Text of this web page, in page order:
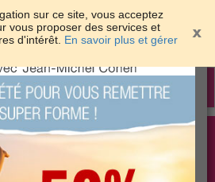
sur ce site, vous acceptez
vous proposer des services et
d'intérêt. En savoir plus et gérer
pour maigrir et être bien
sa peau
×